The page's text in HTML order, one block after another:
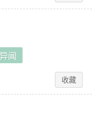
闻
收藏